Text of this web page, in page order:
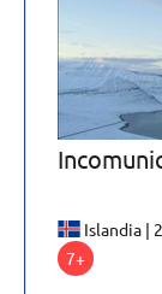
Islandia |
7+